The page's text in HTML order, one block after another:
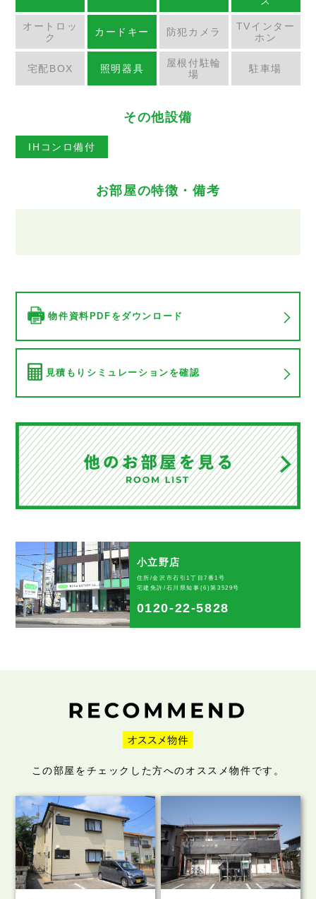
オートロッ
ク
カードキー 防犯カメラ
TVインター
ホン
宅配BOX 照明器具
屋根付駐輪
場
駐車場
その他設備
IHコンロ備付
お部屋の特徴・備考
物件資料PDFをダウンロード
見積もりシミュレーションを確認
小立野店
住所/金沢市石引1丁目7番1号
宅建免許/石川県知事(6)第3529号
0120-22-5828
この部屋をチェックした方へのオススメ物件です。